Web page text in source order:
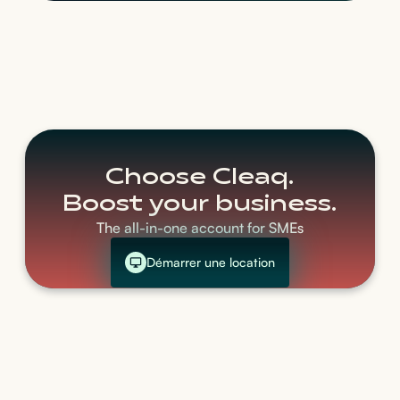
Choose Cleaq.
Boost your business.
The all-in-one account for SMEs
Démarrer une location